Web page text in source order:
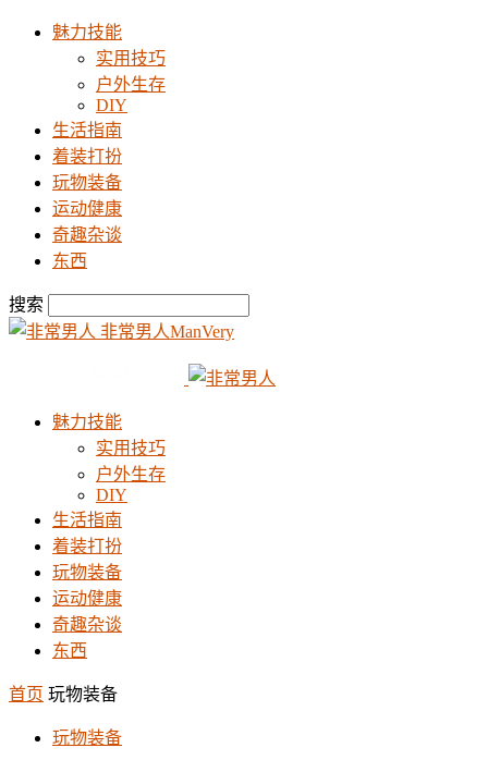
魅力技能
实用技巧
户外生存
DIY
生活指南
着装打扮
玩物装备
运动健康
奇趣杂谈
东西
搜索
非常男人ManVery
魅力技能
实用技巧
户外生存
DIY
生活指南
着装打扮
玩物装备
运动健康
奇趣杂谈
东西
首页 玩物装备
玩物装备